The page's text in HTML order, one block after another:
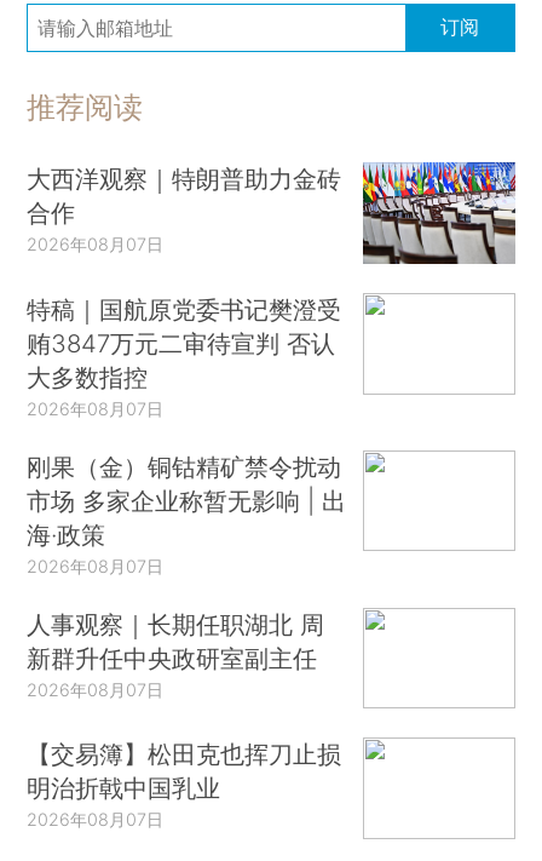
订阅
推荐阅读
大西洋观察｜特朗普助力金砖
合作
2026年08月07日
特稿｜国航原党委书记樊澄受
贿3847万元二审待宣判 否认
大多数指控
2026年08月07日
刚果（金）铜钴精矿禁令扰动
市场 多家企业称暂无影响 | 出
海·政策
2026年08月07日
人事观察｜长期任职湖北 周
新群升任中央政研室副主任
2026年08月07日
【交易簿】松田克也挥刀止损
明治折戟中国乳业
2026年08月07日